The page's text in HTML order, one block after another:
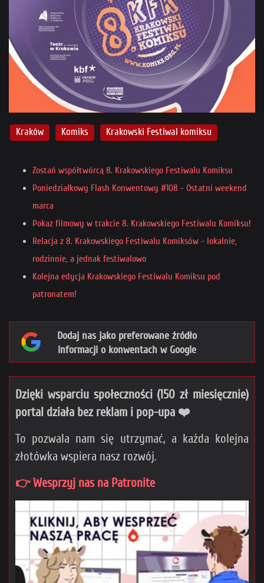
Kraków Komiks Krakowski Festiwal komiksu
Zostań współtwórcą 8. Krakowskiego Festiwalu Komiksu
Poniedziałkowy Flash Konwentowy #108 - Ostatni weekend
marca
Pokaz filmowy w trakcie 8. Krakowskiego Festiwalu Komiksu!
Relacja z 8. Krakowskiego Festiwalu Komiksów - lokalnie,
rodzinnie, a jednak festiwalowo
Kolejna edycja Krakowskiego Festiwalu Komiksu pod
patronatem!
Dodaj nas jako preferowane źródło
informacji o konwentach w Google
Dzięki wsparciu społeczności (150 zł miesięcznie)
portal działa bez reklam i pop-upa ❤️
To pozwala nam się utrzymać, a każda kolejna
złotówka wspiera nasz rozwój.
👉 Wesprzyj nas na Patronite